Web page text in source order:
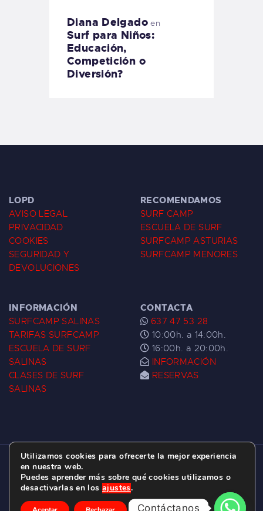
Diana Delgadoen
Surf para Niños:
Educación,
Competición o
Diversión?
LOPD
AVISO LEGAL
PRIVACIDAD
COOKIES
SEGURIDAD Y
DEVOLUCIONES
RECOMENDAMOS
SURF CAMP
ESCUELA DE SURF
SURFCAMP ASTURIAS
SURFCAMP MENORES
INFORMACIÓN
SURFCAMP SALINAS
TARIFAS SURFCAMP
ESCUELA DE SURF
SALINAS
CLASES DE SURF
SALINAS
CONTACTA
637 47 53 28
10:00h. a 14:00h.
16:00h. a 20:00h.
INFORMACIÓN
RESERVAS
ESCUELA DE SURF LAS DUNAS ©
C/ BERNARDO ÁLVAREZ GALAN 1, SALINAS
(ASTURIAS)
Utilizamos cookies para ofrecerte la mejor experiencia
en nuestra web.
Puedes aprender más sobre qué cookies utilizamos o
desactivarlas en los ajustes.
Contáctanos